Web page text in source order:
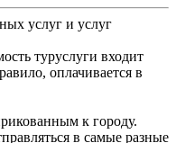
услуг и услуг
туруслуги входит
оплачивается в
к городу.
в самые разные